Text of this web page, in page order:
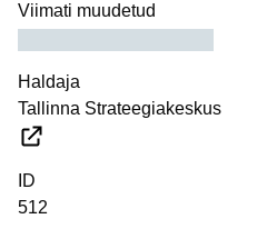
Viimati muudetud
Haldaja
Tallinna Strateegiakeskus
ID
512